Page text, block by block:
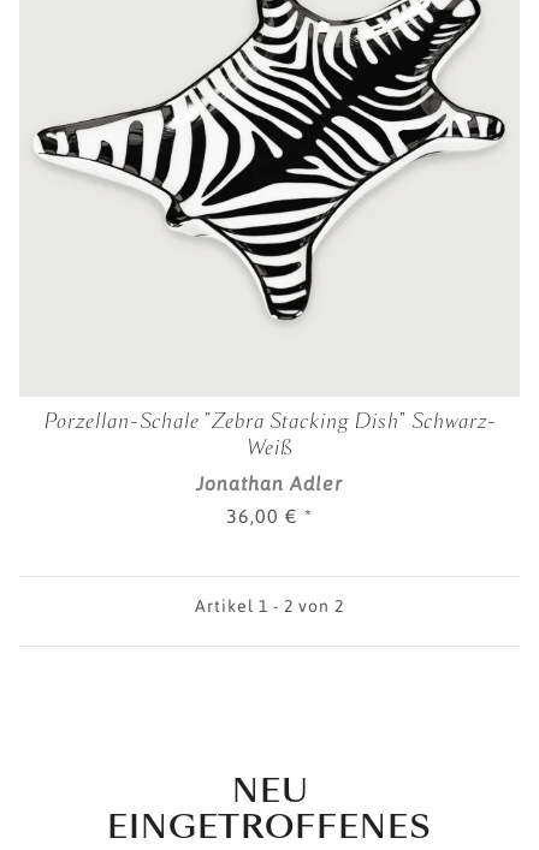
Porzellan-Schale "Zebra Stacking Dish" Schwarz-
Weiß
Jonathan Adler
36,00 € *
Artikel 1 - 2 von 2
NEU
EINGETROFFENES